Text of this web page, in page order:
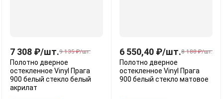
7 308 ₽/шт.9 135 ₽/шт.
Полотно дверное
остекленное Vinyl Прага
900 белый стекло белый
акрилат
6 550,40 ₽/шт.8 188 ₽/шт.
Полотно дверное
остекленное Vinyl Прага
900 белый стекло матовое